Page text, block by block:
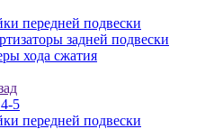
передней подвески
задней подвески
хода сжатия
5
передней подвески